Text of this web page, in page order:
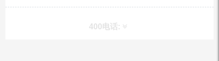
400电话: